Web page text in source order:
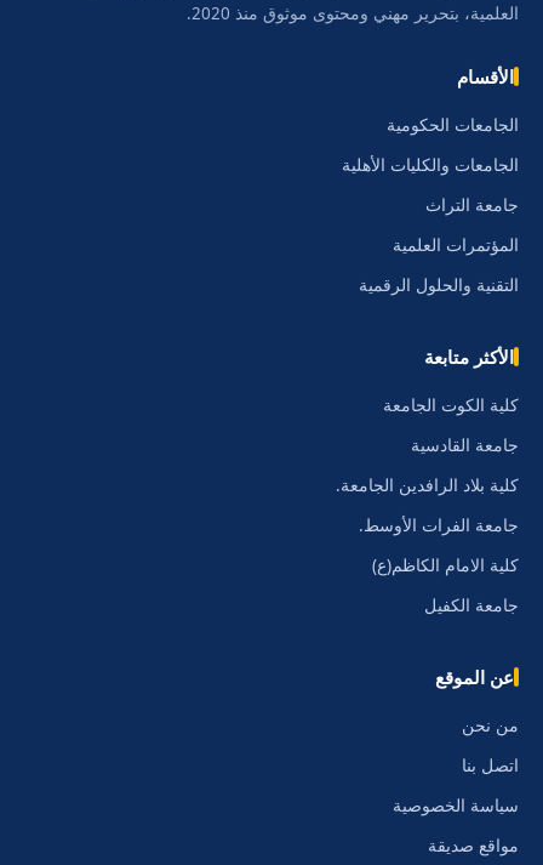
العلمية، بتحرير مهني ومحتوى موثوق منذ 2020.
الأقسام
الجامعات الحكومية
الجامعات والكليات الأهلية
جامعة التراث
المؤتمرات العلمية
التقنية والحلول الرقمية
الأكثر متابعة
كلية الكوت الجامعة
جامعة القادسية
كلية بلاد الرافدين الجامعة.
جامعة الفرات الأوسط.
كلية الامام الكاظم(ع)
جامعة الكفيل
عن الموقع
من نحن
اتصل بنا
سياسة الخصوصية
مواقع صديقة